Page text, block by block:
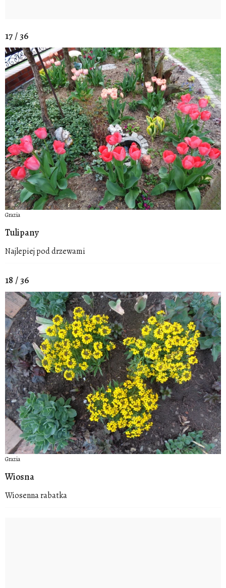
17 / 36
Grazia
Tulipany
Najlepiej pod drzewami
18 / 36
Grazia
Wiosna
Wiosenna rabatka